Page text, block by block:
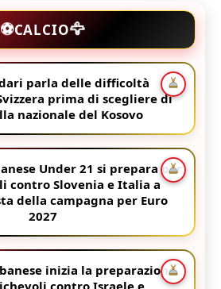
⚽CALCIO🦅
parla delle difficoltà
prima di scegliere di
nazionale del Kosovo
Under 21 si prepara per
contro Slovenia e Italia a
della campagna per Euro
2027
inizia la preparazione
contro Israele e